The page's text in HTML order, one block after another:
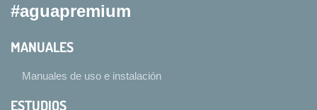
#aguapremium
MANUALES
Manuales de uso e instalación
ESTUDIOS